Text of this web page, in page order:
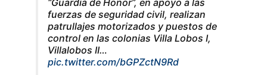
“Guardia de Honor”, en apoyo a las
fuerzas de seguridad civil, realizan
patrullajes motorizados y puestos de
control en las colonias Villa Lobos I,
Villalobos II…
pic.twitter.com/bGPZctN9Rd